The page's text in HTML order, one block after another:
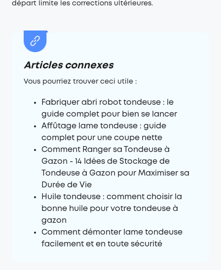
départ limite les corrections ultérieures.
Articles connexes
Vous pourriez trouver ceci utile :
Fabriquer abri robot tondeuse : le
guide complet pour bien se lancer
Affûtage lame tondeuse : guide
complet pour une coupe nette
Comment Ranger sa Tondeuse à
Gazon - 14 Idées de Stockage de
Tondeuse à Gazon pour Maximiser sa
Durée de Vie
Huile tondeuse : comment choisir la
bonne huile pour votre tondeuse à
gazon
Comment démonter lame tondeuse
facilement et en toute sécurité